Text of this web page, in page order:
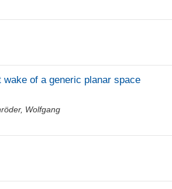
of a generic planar space
Wolfgang